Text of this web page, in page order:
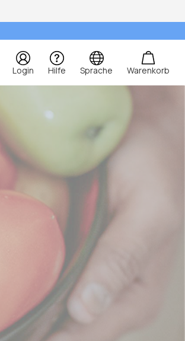
Login Hilfe Sprache Warenkorb